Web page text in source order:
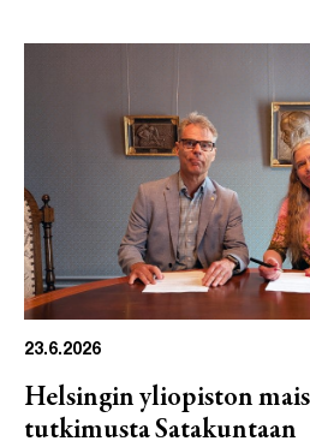
23.6.2026
Helsingin yliopiston
tutkimusta Satakuntaan